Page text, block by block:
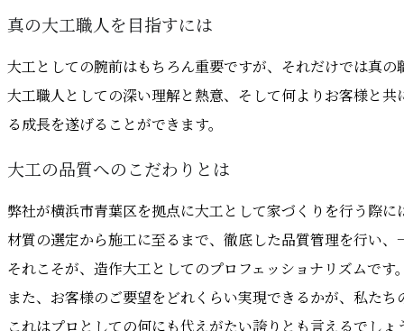
真の大工職人を目指すには
大工としての腕前はもちろん重要ですが、それだけでは真の
大工職人としての深い理解と熱意、そして何よりお客様と
る成長を遂げることができます。
大工の品質へのこだわりとは
弊社が横浜市青葉区を拠点に大工として家づくりを行う際
材質の選定から施工に至るまで、徹底した品質管理を行い、
それこそが、造作大工としてのプロフェッショナリズムです。
また、お客様のご要望をどれくらい実現できるかが、私たち
これはプロとしての何にも代えがたい誇りとも言えるでしょ